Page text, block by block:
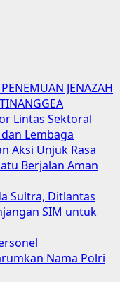
JENAZAH
Lintas Sektoral
Lembaga
Aksi Unjuk Rasa
Berjalan Aman
Sultra, Ditlantas
SIM untuk
Nama Polri